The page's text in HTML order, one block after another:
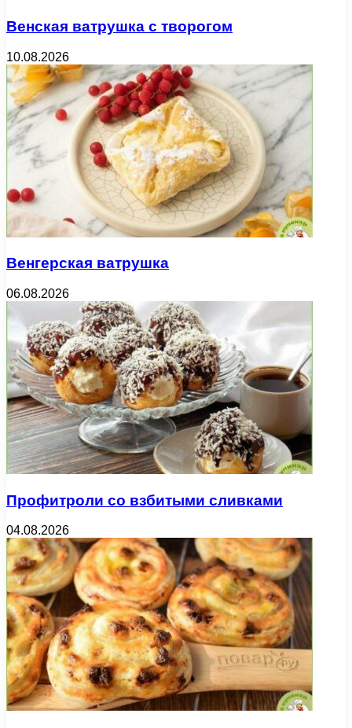
Венская ватрушка с творогом
10.08.2026
Венгерская ватрушка
06.08.2026
Профитроли со взбитыми сливками
04.08.2026